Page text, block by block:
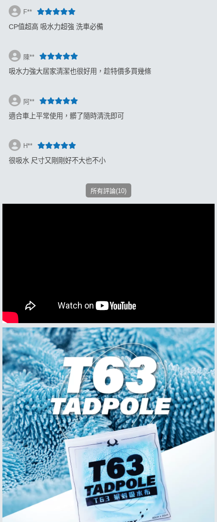
F**
CP值超高 吸水力超強 洗車必備
陳**
吸水力強大居家清潔也很好用，趁特價多買幾條
阿**
適合車上平常使用，髒了隨時清洗即可
H**
很吸水 尺寸又剛剛好不大也不小
所有評論(10)